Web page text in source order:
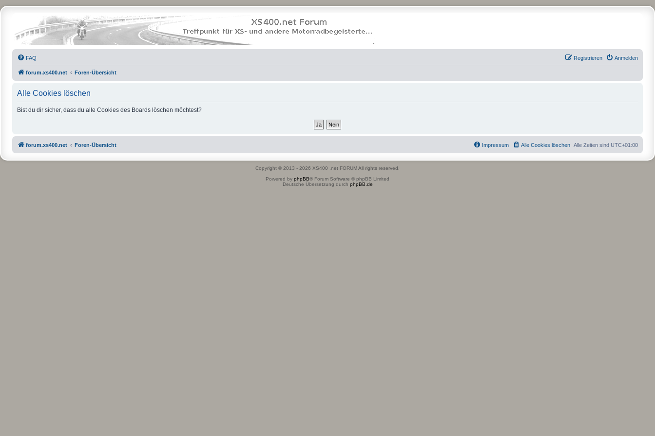
FAQ Anmelden
Registrieren
forum.xs400.net Foren-Übersicht
Alle Cookies löschen
Bist du dir sicher, dass du alle Cookies des Boards löschen möchtest?
forum.xs400.net Foren-Übersicht Alle Zeiten sind UTC+01:00
Alle Cookies löschen
Impressum
Copyright © 2013 - 2026 XS400 .net FORUM All rights reserved.
Powered by phpBB® Forum Software © phpBB Limited
Deutsche Übersetzung durch phpBB.de